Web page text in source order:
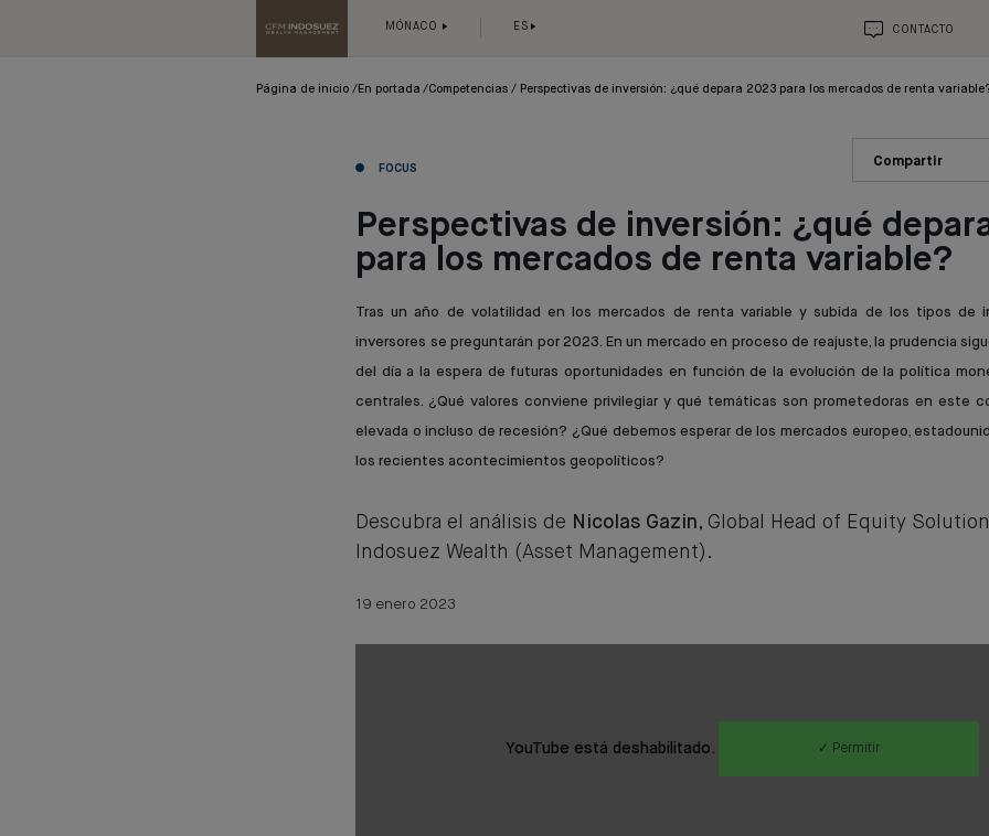
MÓNACO ES CONTACTO
Página de inicio En portada Competencias Perspectivas de inversión: ¿qué depara 2023 para los mercados de renta
FOCUS Compartir
Perspectivas de inversión: ¿qué
para los mercados de renta variable?
Tras un año de volatilidad en los mercados de renta variable y subida de los tipos de
inversores se preguntarán por 2023. En un mercado en proceso de reajuste, la prudencia
del día a la espera de futuras oportunidades en función de la evolución de la política
centrales. ¿Qué valores conviene privilegiar y qué temáticas son prometedoras en este
elevada o incluso de recesión? ¿Qué debemos esperar de los mercados europeo,
los recientes acontecimientos geopolíticos?
Descubra el análisis de Nicolas Gazin, Global Head of Equity
Indosuez Wealth (Asset Management).
19 enero 2023
YouTube está deshabilitado. ✓ Permitir